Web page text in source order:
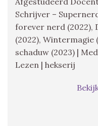
Schrijver –
forever nerd (2022),
(2022), Wintermagie
schaduw (2023) |
Lezen | hekserij